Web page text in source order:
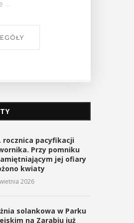
rocznica pacyfikacji
Przy pomniku
jej ofiary
kwiaty
2026
solankowa w Parku
na Zarabiu już